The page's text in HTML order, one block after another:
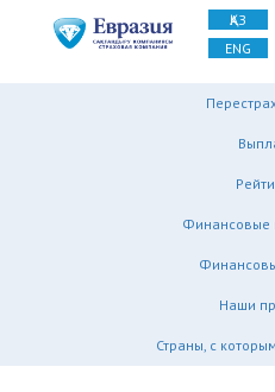
ҚАЗ
ENG
Финансовые
Наши
Страны, с